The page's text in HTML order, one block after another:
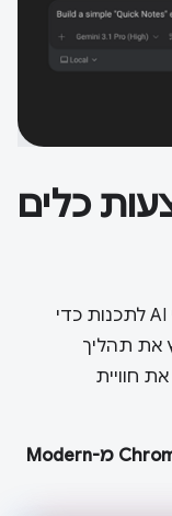
כלים
במאמר הזה נסביר איך להשתמש בכלי AI לתכנות כדי
את תהליך
חוויית
כדי להתקין את מיומנות התוספים ל-Chrome מ-Modern